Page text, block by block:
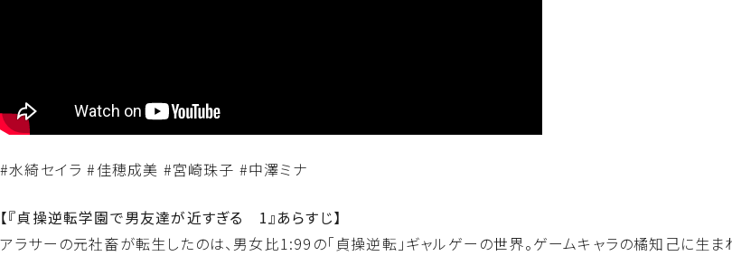
#水綺セイラ #佳穂成美 #宮崎珠子 #中澤ミナ
【『貞操逆転学園で男友達が近すぎる 1』あらすじ】
アラサーの元社畜が転生したのは、男女比1:99の「貞操逆転」ギャルゲーの世界。ゲームキャラの橘知己に生